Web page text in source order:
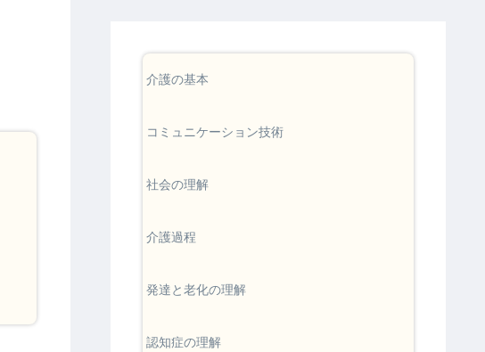
介護の基本
コミュニケーション技術
社会の理解
介護過程
発達と老化の理解
認知症の理解